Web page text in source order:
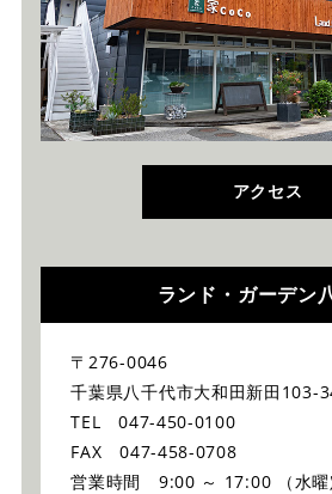
アクセス
ランド・ガーデン
〒276-0046
千葉県八千代市大和田新田103-
TEL 047-450-0100
FAX 047-458-0708
営業時間 9:00 ～ 17:00 （水曜